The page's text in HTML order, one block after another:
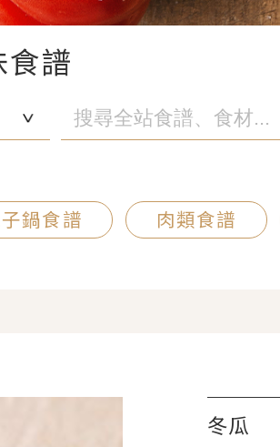
譜
鍋食譜 肉類食譜
冬瓜